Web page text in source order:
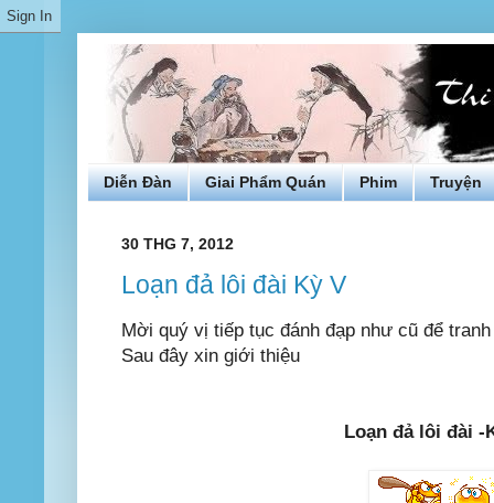
Diễn Đàn Giai Phẩm Quán Phim Truyện
30 THG 7, 2012
Loạn đả lôi đài Kỳ V
Mời quý vị tiếp tục đánh đạp như cũ để
Sau đây xin giới thiệu
Loạn đả lôi đài -